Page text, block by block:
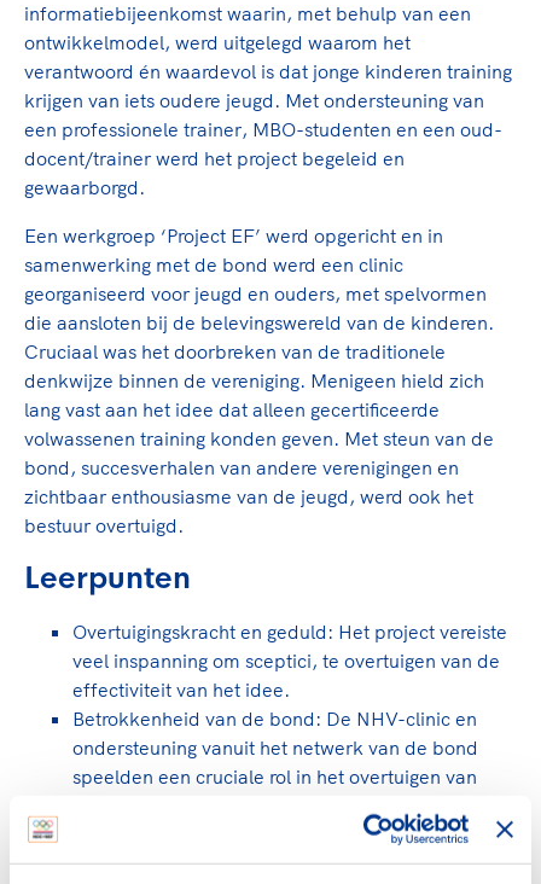
informatiebijeenkomst waarin, met behulp van een
ontwikkelmodel, werd uitgelegd waarom het
verantwoord én waardevol is dat jonge kinderen training
krijgen van iets oudere jeugd. Met ondersteuning van
een professionele trainer, MBO-studenten en een oud-
docent/trainer werd het project begeleid en
gewaarborgd.
Een werkgroep ‘Project EF’ werd opgericht en in
samenwerking met de bond werd een clinic
georganiseerd voor jeugd en ouders, met spelvormen
die aansloten bij de belevingswereld van de kinderen.
Cruciaal was het doorbreken van de traditionele
denkwijze binnen de vereniging. Menigeen hield zich
lang vast aan het idee dat alleen gecertificeerde
volwassenen training konden geven. Met steun van de
bond, succesverhalen van andere verenigingen en
zichtbaar enthousiasme van de jeugd, werd ook het
bestuur overtuigd.
Leerpunten
Overtuigingskracht en geduld: Het project vereiste
veel inspanning om sceptici, te overtuigen van de
effectiviteit van het idee.
Betrokkenheid van de bond: De NHV-clinic en
ondersteuning vanuit het netwerk van de bond
speelden een cruciale rol in het overtuigen van
Doorbreken van traditionele denkwijzen: Het
project leerde dat het traditionele idee van